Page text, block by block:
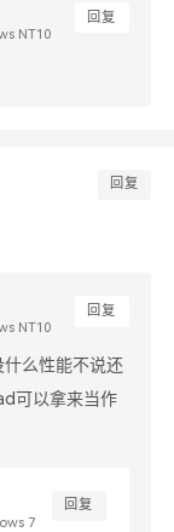
回复
NT10
回复
回复
NT10
么性能不说还
可以拿来当作
回复
7